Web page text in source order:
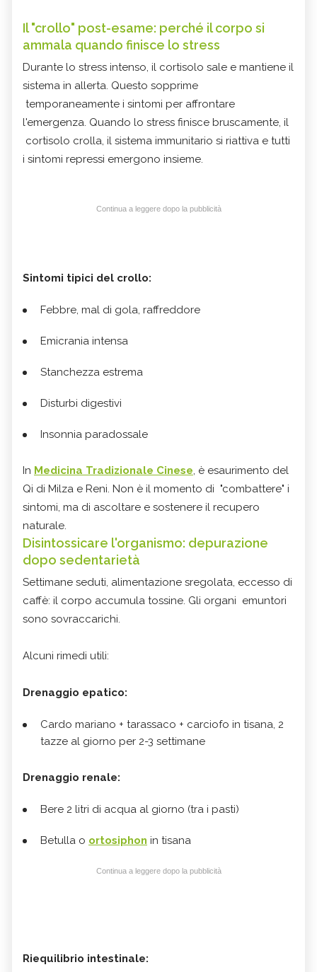
Il "crollo" post-esame: perché il corpo si
ammala quando finisce lo stress
Durante lo stress intenso, il cortisolo sale e mantiene il
sistema in allerta. Questo sopprime
temporaneamente i sintomi per affrontare
l'emergenza. Quando lo stress finisce bruscamente, il
cortisolo crolla, il sistema immunitario si riattiva e tutti
i sintomi repressi emergono insieme.
Continua a leggere dopo la pubblicità
Sintomi tipici del crollo:
Febbre, mal di gola, raffreddore
Emicrania intensa
Stanchezza estrema
Disturbi digestivi
Insonnia paradossale
In Medicina Tradizionale Cinese, è esaurimento del
Qi di Milza e Reni. Non è il momento di "combattere" i
sintomi, ma di ascoltare e sostenere il recupero
naturale.
Disintossicare l'organismo: depurazione
dopo sedentarietà
Settimane seduti, alimentazione sregolata, eccesso di
caffè: il corpo accumula tossine. Gli organi emuntori
sono sovraccarichi.
Alcuni rimedi utili:
Drenaggio epatico:
Cardo mariano + tarassaco + carciofo in tisana, 2
tazze al giorno per 2-3 settimane
Drenaggio renale:
Bere 2 litri di acqua al giorno (tra i pasti)
Betulla o ortosiphon in tisana
Continua a leggere dopo la pubblicità
Riequilibrio intestinale: